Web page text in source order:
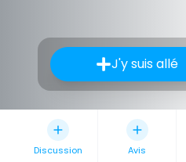
J'y suis allé
Discussion Avis